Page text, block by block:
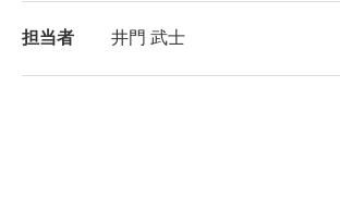
担当者 井門 武士